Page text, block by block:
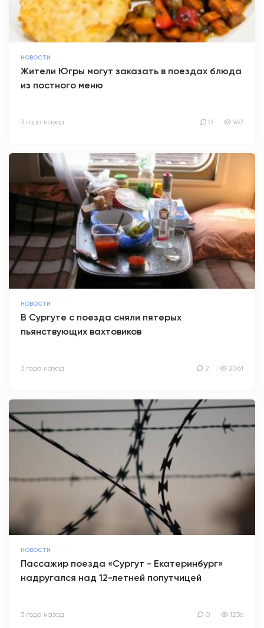
НОВОСТИ
Жители Югры могут заказать в поездах блюда
из постного меню
3 года назад 0 963
НОВОСТИ
В Сургуте с поезда сняли пятерых
пьянствующих вахтовиков
3 года назад 2 2061
НОВОСТИ
Пассажир поезда «Сургут - Екатеринбург»
надругался над 12-летней попутчицей
3 года назад 0 1236